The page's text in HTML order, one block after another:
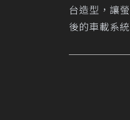
台造型，讓
後的車載系